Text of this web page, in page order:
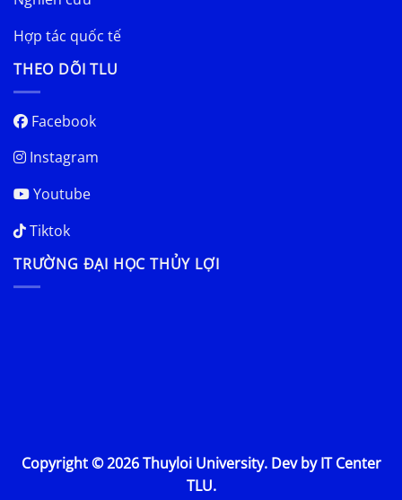
Hợp tác quốc tế
THEO DÕI TLU
Facebook
Instagram
Youtube
Tiktok
TRƯỜNG ĐẠI HỌC THỦY LỢI
Copyright © 2026 Thuyloi University. Dev by IT Center
TLU.